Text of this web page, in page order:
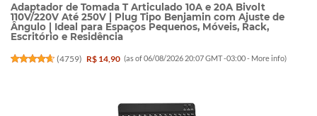
Adaptador de Tomada T Articulado 10A e 20A Bivolt
110V/220V Até 250V | Plug Tipo Benjamin com Ajuste de
Ângulo | Ideal para Espaços Pequenos, Móveis, Rack,
Escritório e Residência
(4759) R$ 14,90 (as of 06/08/2026 20:07 GMT -03:00 - More info)